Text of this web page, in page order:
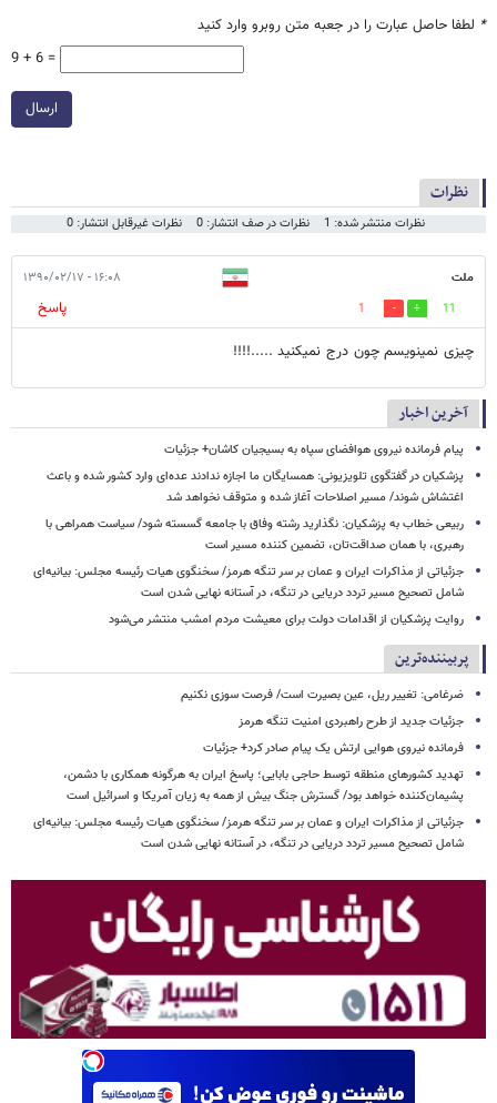
* لطفا حاصل عبارت را در جعبه متن روبرو وارد کنید
9 + 6 =
ارسال
نظرات
نظرات منتشر شده: 1 نظرات در صف انتشار: 0 نظرات غیرقابل انتشار: 0
ملت ۱۶:۰۸ - ۱۳۹۰/۰۲/۱۷
11
1
پاسخ
چیزی نمینویسم چون درج نمیکنید .....!!!!
آخرین اخبار
پیام فرمانده نیروی هوافضای سپاه به بسیجیان کاشان+ جزئیات
پزشکیان در گفتگوی تلویزیونی: همسایگان ما اجازه ندادند عده‌ای وارد کشور شده و باعث
اغتشاش شوند/ مسیر اصلاحات آغاز شده و متوقف نخواهد شد
ربیعی خطاب به پزشکیان: نگذارید رشته وفاق با جامعه گسسته شود/ سیاست همراهی با
رهبری، با همان صداقت‌تان، تضمین کننده مسیر است
جزئیاتی از مذاکرات ایران و عمان بر سر تنگه هرمز/ سخنگوی هیات رئیسه مجلس: بیانیه‌ای
شامل تصحیح مسیر تردد دریایی در تنگه، در آستانه نهایی شدن است
روایت پزشکیان از اقدامات دولت برای معیشت مردم امشب منتشر می‌شود
پربیننده‌ترین
ضرغامی: تغییر ریل، عین بصیرت است/ فرصت سوزی نکنیم
جزئیات جدید از طرح راهبردی امنیت تنگه هرمز
فرمانده نیروی هوایی ارتش یک پیام صادر کرد+ جزئیات
تهدید کشورهای منطقه توسط حاجی بابایی؛ پاسخ ایران به هرگونه همکاری با دشمن،
پشیمان‌کننده خواهد بود/ گسترش جنگ بیش از همه به زیان آمریکا و اسرائیل است
جزئیاتی از مذاکرات ایران و عمان بر سر تنگه هرمز/ سخنگوی هیات رئیسه مجلس: بیانیه‌ای
شامل تصحیح مسیر تردد دریایی در تنگه، در آستانه نهایی شدن است